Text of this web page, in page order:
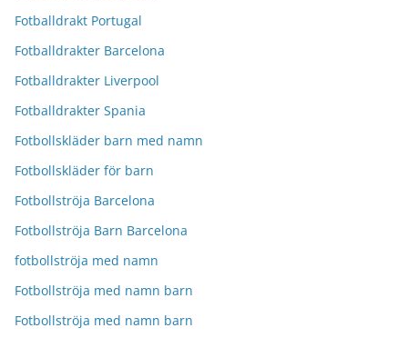
Fotballdrakt Portugal
Fotballdrakter Barcelona
Fotballdrakter Liverpool
Fotballdrakter Spania
Fotbollskläder barn med namn
Fotbollskläder för barn
Fotbollströja Barcelona
Fotbollströja Barn Barcelona
fotbollströja med namn
Fotbollströja med namn barn
Fotbollströja med namn barn